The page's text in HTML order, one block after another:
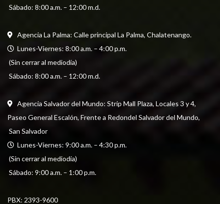
Sábado: 8:00 a.m. – 12:00 m.d.
Agencia La Palma: Calle principal La Palma, Chalatenango.
  Lunes-Viernes: 8:00 a.m. – 4:00 p.m.
(Sin cerrar al mediodía)
Sábado: 8:00 a.m. – 12:00 m.d.
Agencia Salvador del Mundo: Strip Mall Plaza, Locales 3 y 4,
Paseo General Escalón, Frente a Redondel Salvador del Mundo,
San Salvador
  Lunes-Viernes: 9:00 a.m. – 4:30 p.m.
(Sin cerrar al mediodía)
Sábado: 9:00 a.m. – 1:00 p.m.
PBX: 2393-9600